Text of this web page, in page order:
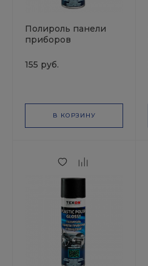
Полироль панели
приборов
ароматомом Мягкая
кожа TEXON 1000 мл
155 руб.
В КОРЗИНУ